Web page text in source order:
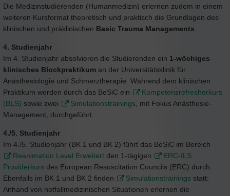
Die Medizinstudierenden (Humanmedizin) erlernen zudem in einem
weiteren Kursformat theoretisch und praktisch die Grundlagen des
klinischen und präklinischen Basic Trauma Managements.
4. Studienjahr
Im 4. Studienjahr absolvieren die Studierenden ein 1-wöchiges
klinisches Blockpraktikum an der Universitätsklinik für
Anästhesiologie und Schmerztherapie. Während dem klinischen
Praktikum werden durch das BeSiC ein
Kompetenzrefresherkurs
(BLS) sowie zwei Simulationstrainings, mit Fokus Anästhesie-
Management, durchgeführt.
4./5. Studienjahr
Im 4./5. Studienjahr (BK 1 und BK 2) führt das BeSiC im Bereich
Reanimation Level Erweitert den 1-tägigen
ERC-ILS
Providerkurs des European Resuscitation Councils (ERC) durch.
Ebenfalls im BK 1 und BK 2 finden
Simulationstrainings statt:
Anhand von notfallmedizinischen Situationen erlernen die